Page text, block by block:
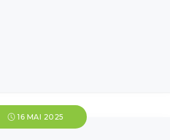
16 MAI 2025